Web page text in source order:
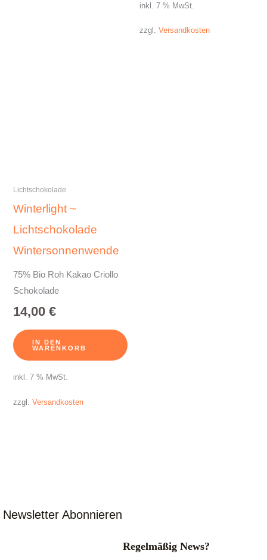
inkl. 7 % MwSt.
zzgl. Versandkosten
Lichtschokolade
Winterlight ~
Lichtschokolade
Wintersonnenwende
75% Bio Roh Kakao Criollo
Schokolade
14,00€
IN DEN
WARENKORB
inkl. 7 % MwSt.
zzgl.Versandkosten
Newsletter Abonnieren
Regelmäßig News?